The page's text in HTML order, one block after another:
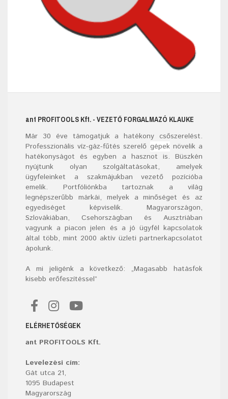
ant PROFITOOLS Kft. - VEZETŐ FORGALMAZÓ KLAUKE
Már 30 éve támogatjuk a hatékony csőszerelést.
Professzionális víz-gáz-fűtés szerelő gépeknövelik a
hatékonyságot és egyben a hasznot is. Büszkén
nyújtunk olyan szolgáltatásokat, amelyek
ügyfeleinket a szakmájukban vezető pozícióba
emelik. Portfóliónkba tartoznak a világ
legnépszerűbb márkái, melyek a minőséget és az
egyediséget képviselik. Magyarországon,
Szlovákiában, Csehországban és Ausztriában
vagyunk a piacon jelen és a jó ügyfél kapcsolatok
által több, mint 2000 aktív üzleti partnerkapcsolatot
ápolunk.
A mi jeligénk a következő: „Magasabb hatásfok
kisebb erőfeszítéssel”
ELÉRHETŐSÉGEK
ant PROFITOOLS Kft.
Levelezési cím:
Gát utca 21,
1095 Budapest
Magyarország